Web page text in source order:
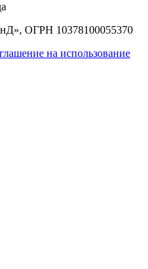
ОГРН 10378100055370
на использование